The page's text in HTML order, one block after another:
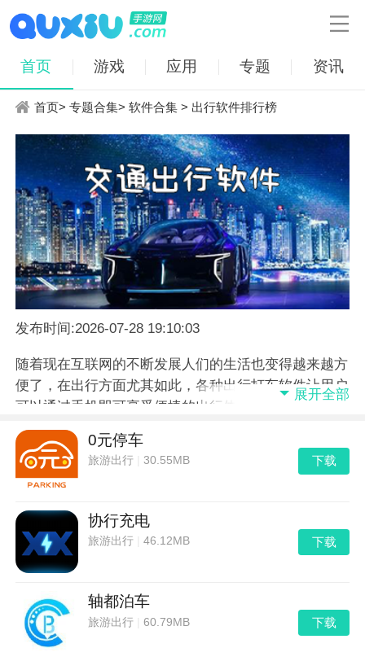

首页 游戏 应用 专题 资讯
首页>专题合集>软件合集 > 出行软件排行榜
发布时间:2026-07-28 19:10:03
随着现在互联网的不断发展人们的生活也变得越来越方
便了，在出行方面尤其如此，各种出行打车软件让用户
可以通过手机即可享受便捷的出行体验！那么出行软件
有哪些呢？下面出行软件排行榜为大家推荐了一些好用
的手机出行软件。
展开全部
0元停车
旅游出行 |30.55MB 下载
协行充电
旅游出行 |46.12MB 下载
轴都泊车
旅游出行 |60.79MB 下载